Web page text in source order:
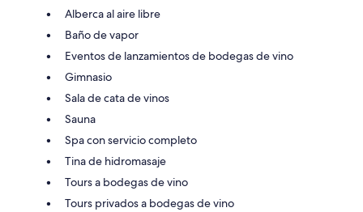
Alberca al aire libre
Baño de vapor
Eventos de lanzamientos de bodegas de vino
Gimnasio
Sala de cata de vinos
Sauna
Spa con servicio completo
Tina de hidromasaje
Tours a bodegas de vino
Tours privados a bodegas de vino